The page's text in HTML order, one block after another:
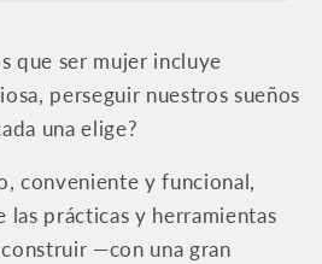
que ser mujer incluye
perseguir nuestros sueños
una elige?
conveniente y funcional,
las prácticas y herramientas
—con una gran